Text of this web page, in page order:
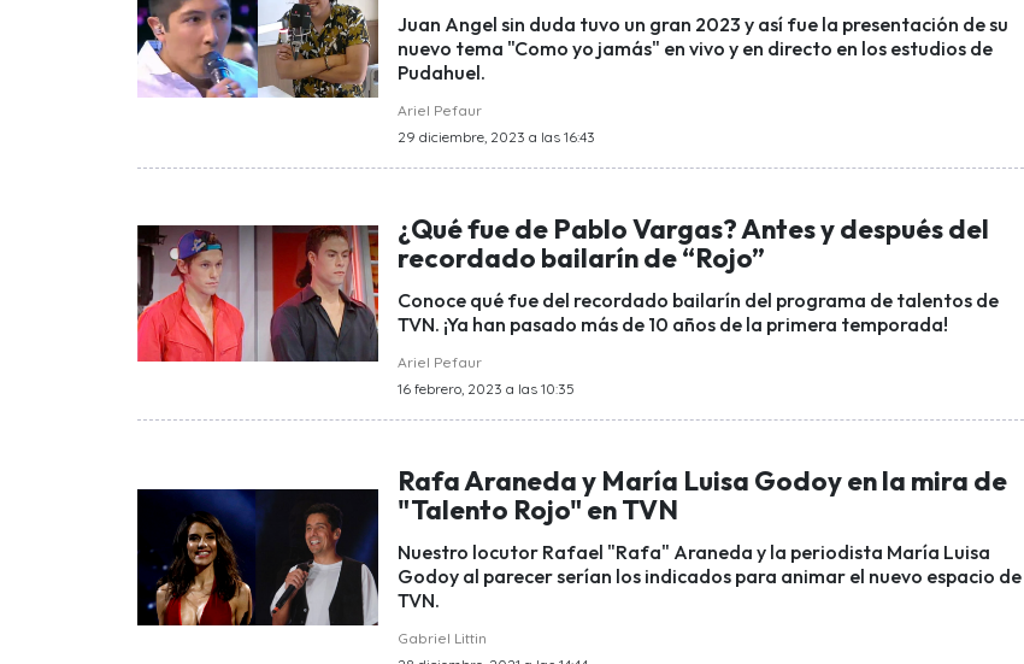
Juan Angel sin duda tuvo un gran 2023 y así fue la presentación de su
nuevo tema "Como yo jamás" en vivo y en directo en los estudios de
Pudahuel.
Ariel Pefaur
29 diciembre, 2023 a las 16:43
¿Qué fue de Pablo Vargas? Antes y después del
recordado bailarín de “Rojo”
Conoce qué fue del recordado bailarín del programa de talentos de
TVN. ¡Ya han pasado más de 10 años de la primera temporada!
Ariel Pefaur
16 febrero, 2023 a las 10:35
Rafa Araneda y María Luisa Godoy en la mira de
"Talento Rojo" en TVN
Nuestro locutor Rafael "Rafa" Araneda y la periodista María Luisa
Godoy al parecer serían los indicados para animar el nuevo espacio de
TVN.
Gabriel Littin